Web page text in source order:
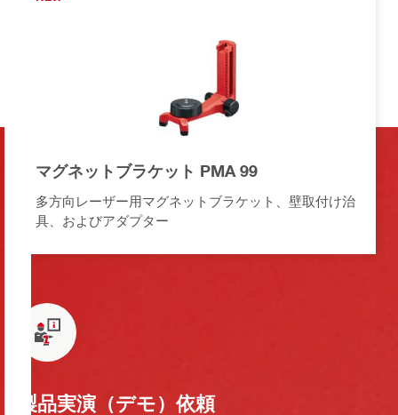
マグネットブラケット PMA 99
多方向レーザー用マグネットブラケット、壁取付け治
具、およびアダプター
製品実演（デモ）依頼